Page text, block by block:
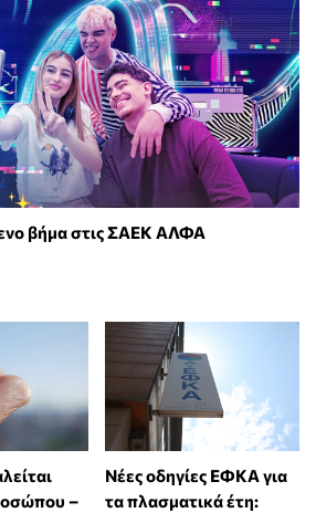
βήμα στις ΣΑΕΚ ΑΛΦΑ
–
Νέες οδηγίες ΕΦΚΑ για
τα πλασματικά έτη: